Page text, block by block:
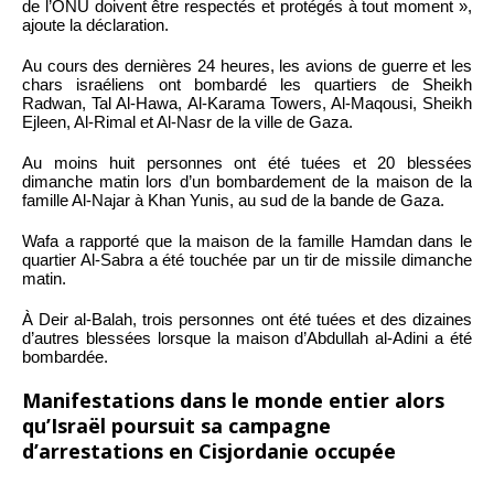
de l’ONU doivent être respectés et protégés à tout moment »,
ajoute la déclaration.
Au cours des dernières 24 heures, les avions de guerre et les
chars israéliens ont bombardé les quartiers de Sheikh
Radwan, Tal Al-Hawa, Al-Karama Towers, Al-Maqousi, Sheikh
Ejleen, Al-Rimal et Al-Nasr de la ville de Gaza.
Au moins huit personnes ont été tuées et 20 blessées
dimanche matin lors d’un bombardement de la maison de la
famille Al-Najar à Khan Yunis, au sud de la bande de Gaza.
Wafa a rapporté que la maison de la famille Hamdan dans le
quartier Al-Sabra a été touchée par un tir de missile dimanche
matin.
À Deir al-Balah, trois personnes ont été tuées et des dizaines
d’autres blessées lorsque la maison d’Abdullah al-Adini a été
bombardée.
Manifestations dans le monde entier alors
qu’Israël poursuit sa campagne
d’arrestations en Cisjordanie occupée